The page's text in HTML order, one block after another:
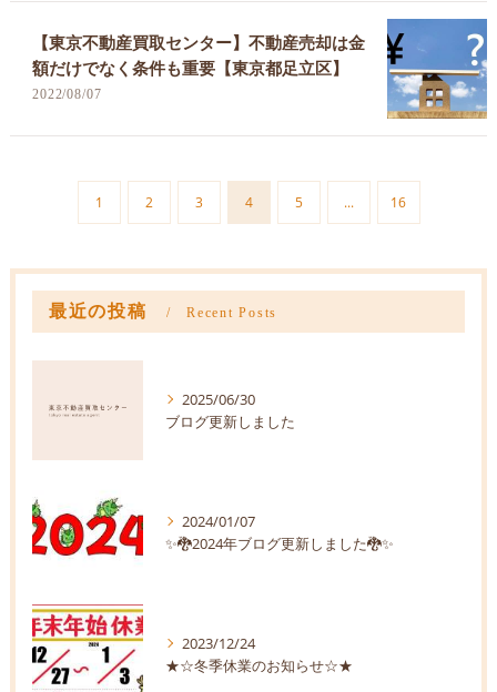
【東京不動産買取センター】不動産売却は金
額だけでなく条件も重要【東京都足立区】
2022/08/07
1 2 3 4 5 ... 16
最近の投稿 Recent Posts
2025/06/30
ブログ更新しました
2024/01/07
✨🐉2024年ブログ更新しました🐉✨
2023/12/24
★☆冬季休業のお知らせ☆★